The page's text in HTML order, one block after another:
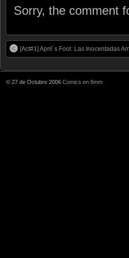
Sorry, the comment
[Act#1] April´s Fool: Las Inocentadas
© 27 de Octubre 2006 Comics en 8mm